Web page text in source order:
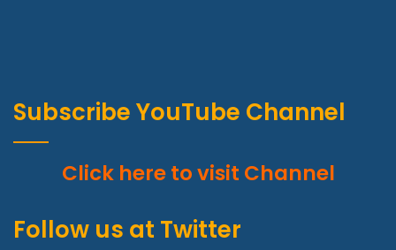
Subscribe YouTube Channel
Click here to visit Channel
Follow us at Twitter